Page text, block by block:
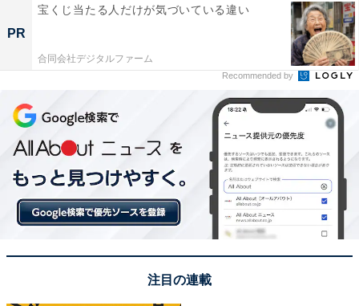
※回答者からのコメントは原文ママです
この記事の筆者：福島 ゆき プロフィール
アニメや漫画のレビュー、エンタメトピックスなどを中
心に、オールジャンルで執筆中のライター。時々、店舗
取材などのリポート記事も担当。All AboutおよびAll
About ニュースでのライター歴は6年。
次ページ 11位までの全ランキングを見る
PR
宝くじ当たる人だけが気づいている違い
合同会社デジタルファーム
Recommended by
注目の連載